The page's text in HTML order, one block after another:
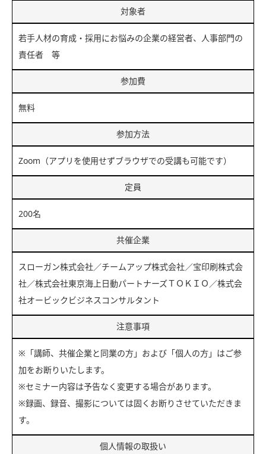
対象者
若手人材の育成・採用にお悩みの企業の経営者、人事部門の
責任者 等
参加費
無料
参加方法
Zoom（アプリを使用せずブラウザでの受講も可能です）
定員
200名
共催企業
スローガン株式会社／チームアップ株式会社／宝印刷株式会
社／株式会社東京海上日動パートナーズＴＯＫＩＯ／株式会
社オービックビジネスコンサルタント
注意事項
※「講師、共催企業と同業の方」および「個人の方」はご参
加をお断りいたします。
※セミナー内容は予告なく変更する場合があります。
※録画、録音、撮影については固くお断りさせていただきま
す。
個人情報の取扱い